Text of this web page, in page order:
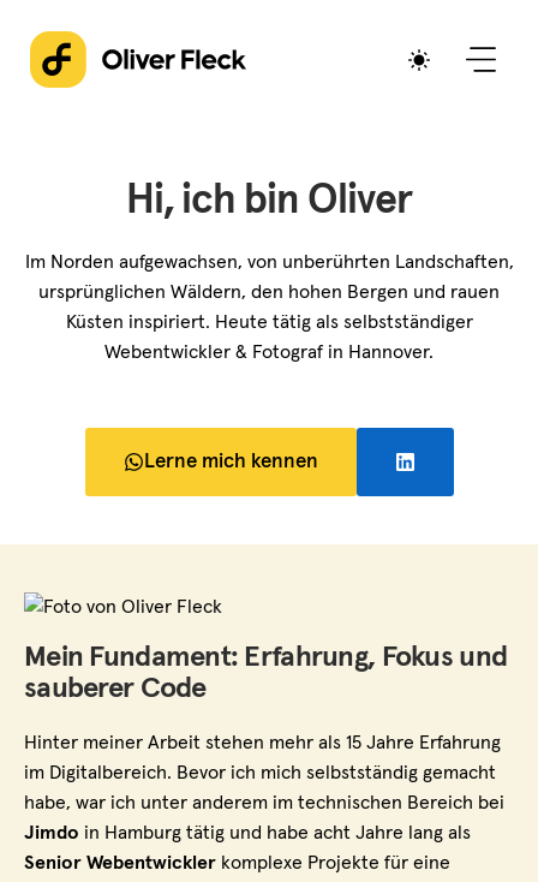
Inhalt
springen
Hi, ich bin Oliver
Im Norden aufgewachsen, von unberührten Landschaften,
ursprünglichen Wäldern, den hohen Bergen und rauen
Küsten inspiriert. Heute tätig als selbstständiger
Webentwickler & Fotograf in Hannover.
Lerne mich kennen
Mein Fundament: Erfahrung, Fokus und
sauberer Code
Hinter meiner Arbeit stehen mehr als 15 Jahre Erfahrung
im Digitalbereich. Bevor ich mich selbstständig gemacht
habe, war ich unter anderem im technischen Bereich bei
Jimdo in Hamburg tätig und habe acht Jahre lang als
Senior Webentwickler komplexe Projekte für eine